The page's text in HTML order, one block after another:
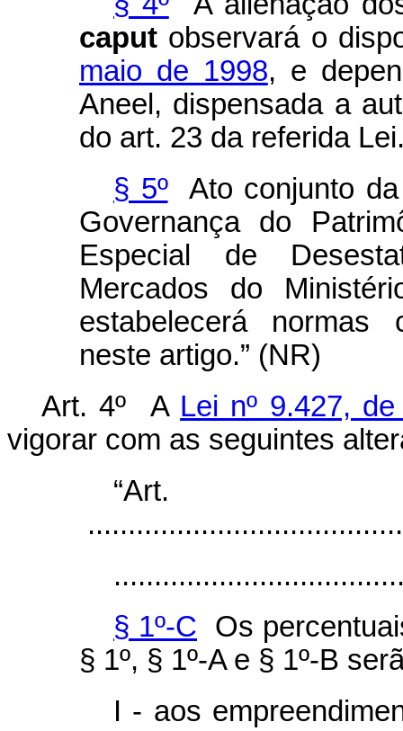
caput observará o
maio de 1998, e
Aneel, dispensada a
do art. 23 da referida
§ 5ºAto conjunto da
Governança do
Especial de
Mercados do
estabelecerá normas
neste artigo.” (NR)
Art. 4º A Lei nº 9.427,
vigorar com as seguintes
§ 1º-C Os
§ 1º, § 1º-A e § 1º-B
I - aos